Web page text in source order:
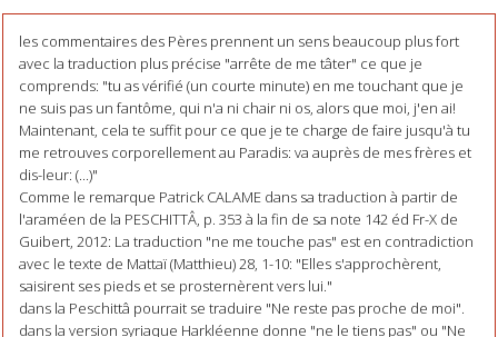
les commentaires des Pères prennent un sens beaucoup plus fort
avec la traduction plus précise "arrête de me tâter" ce que je
comprends: "tu as vérifié (un courte minute) en me touchant que je
ne suis pas un fantôme, qui n'a ni chair ni os, alors que moi, j'en ai!
Maintenant, cela te suffit pour ce que je te charge de faire jusqu'à tu
me retrouves corporellement au Paradis: va auprès de mes frères et
dis-leur: (...)"
Comme le remarque Patrick CALAME dans sa traduction à partir de
l'araméen de la PESCHITTÂ, p. 353 à la fin de sa note 142 éd Fr-X de
Guibert, 2012: La traduction "ne me touche pas" est en contradiction
avec le texte de Mattaï (Matthieu) 28, 1-10: "Elles s'approchèrent,
saisirent ses pieds et se prosternèrent vers lui."
dans la Peschittâ pourrait se traduire "Ne reste pas proche de moi".
dans la version syriaque Harkléenne donne "ne le tiens pas" ou "Ne